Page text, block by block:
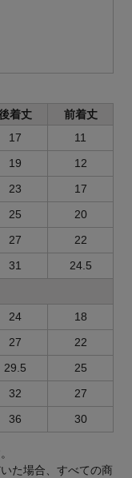
着丈
前着丈
17
11
19
12
23
17
25
20
27
22
31
24.5
24
18
27
22
29.5
25
32
27
36 30
た場合、すべての商